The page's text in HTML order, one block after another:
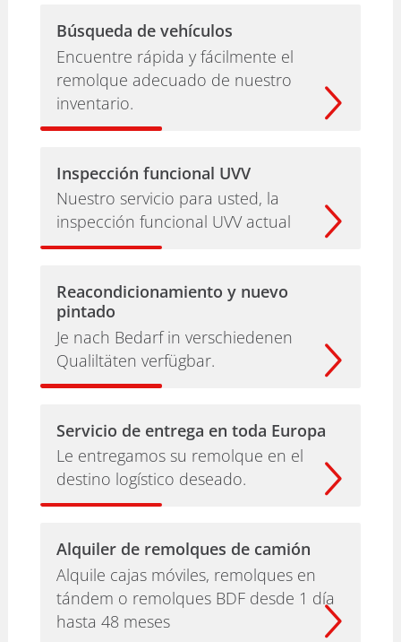
Búsqueda de vehículos
Encuentre rápida y fácilmente el
remolque adecuado de nuestro
inventario.
Inspección funcional UVV
Nuestro servicio para usted, la
inspección funcional UVV actual
Reacondicionamiento y nuevo
pintado
Je nach Bedarf in verschiedenen
Qualiltäten verfügbar.
Servicio de entrega en toda Europa
Le entregamos su remolque en el
destino logístico deseado.
Alquiler de remolques de camión
Alquile cajas móviles, remolques en
tándem o remolques BDF desde 1 día
hasta 48 meses